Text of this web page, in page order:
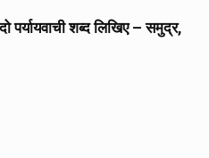
पर्यायवाची शब्द लिखिए – समुद्र,